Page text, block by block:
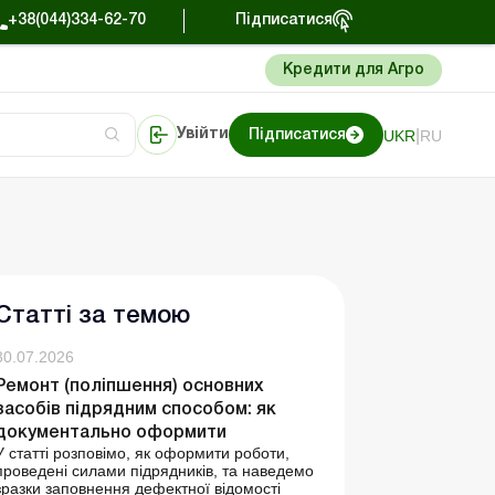
+38(044)334-62-70 Підписатися
Кредити для Агро
Увійти Підписатися UKR RU
за темою
(поліпшення) основних
підрядним способом: як
оформити
статті розповімо, як оформити роботи,
силами підрядників, та наведемо
заповнення дефектної відомості